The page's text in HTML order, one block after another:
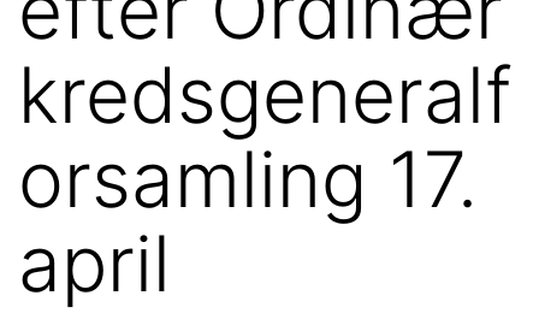
kredsgeneralf
orsamling 17.
april